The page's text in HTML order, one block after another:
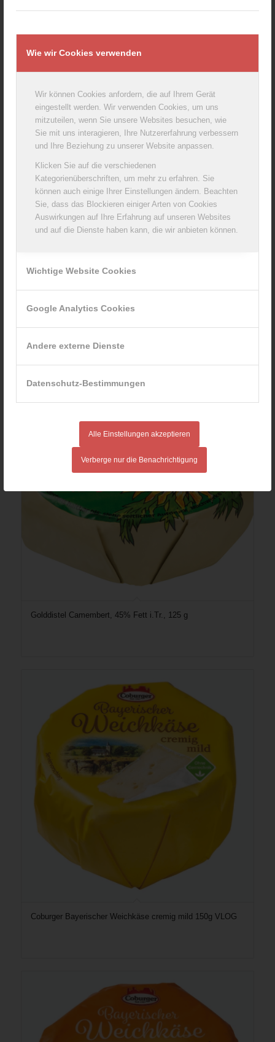
Wie wir Cookies verwenden
Wir können Cookies anfordern, die auf Ihrem Gerät
eingestellt werden. Wir verwenden Cookies, um uns
mitzuteilen, wenn Sie unsere Websites besuchen, wie
Sie mit uns interagieren, Ihre Nutzererfahrung verbessern
und Ihre Beziehung zu unserer Website anpassen.
Klicken Sie auf die verschiedenen
Kategorienüberschriften, um mehr zu erfahren. Sie
können auch einige Ihrer Einstellungen ändern. Beachten
Sie, dass das Blockieren einiger Arten von Cookies
Auswirkungen auf Ihre Erfahrung auf unseren Websites
und auf die Dienste haben kann, die wir anbieten können.
Wichtige Website Cookies
Google Analytics Cookies
Andere externe Dienste
Datenschutz-Bestimmungen
Alle Einstellungen akzeptieren
Verberge nur die Benachrichtigung
Coburger Camembert, 45% Fett i.Tr., 125 g
Silberdistel Camembert, 30% Fett i.Tr., 125 g
Golddistel Camembert, 45% Fett i.Tr., 125 g
Coburger Bayerischer Weichkäse cremig mild 150g VLOG